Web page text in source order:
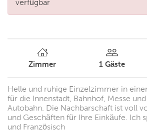
verfügbar
Zimmer 1 Gäste
Helle und ruhige Einzelzimmer in
für die Innenstadt, Bahnhof, Messe
Autobahn. Die Nachbarschaft ist voll
und Geschäften für Ihre Einkäufe. Ich
und Französisch